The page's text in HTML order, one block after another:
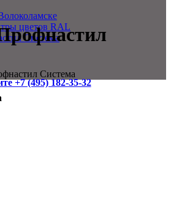
цветов RAL
Система
+7 (495) 182-35-32
Система